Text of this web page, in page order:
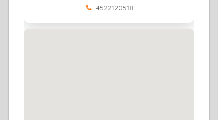
4522120518